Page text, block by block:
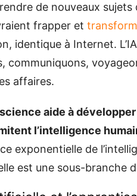
de nouveaux
frapper et
identique à Internet.
communiquons,
affaires.
aide à
l’intelligence
exponentielle de
est une sous-branche